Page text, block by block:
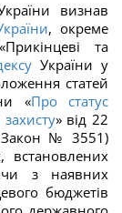
визнав
, окреме
та
України у
статей
«Про статус
захисту» від 22
Закон № 3551)
встановлених
з наявних
бюджетів